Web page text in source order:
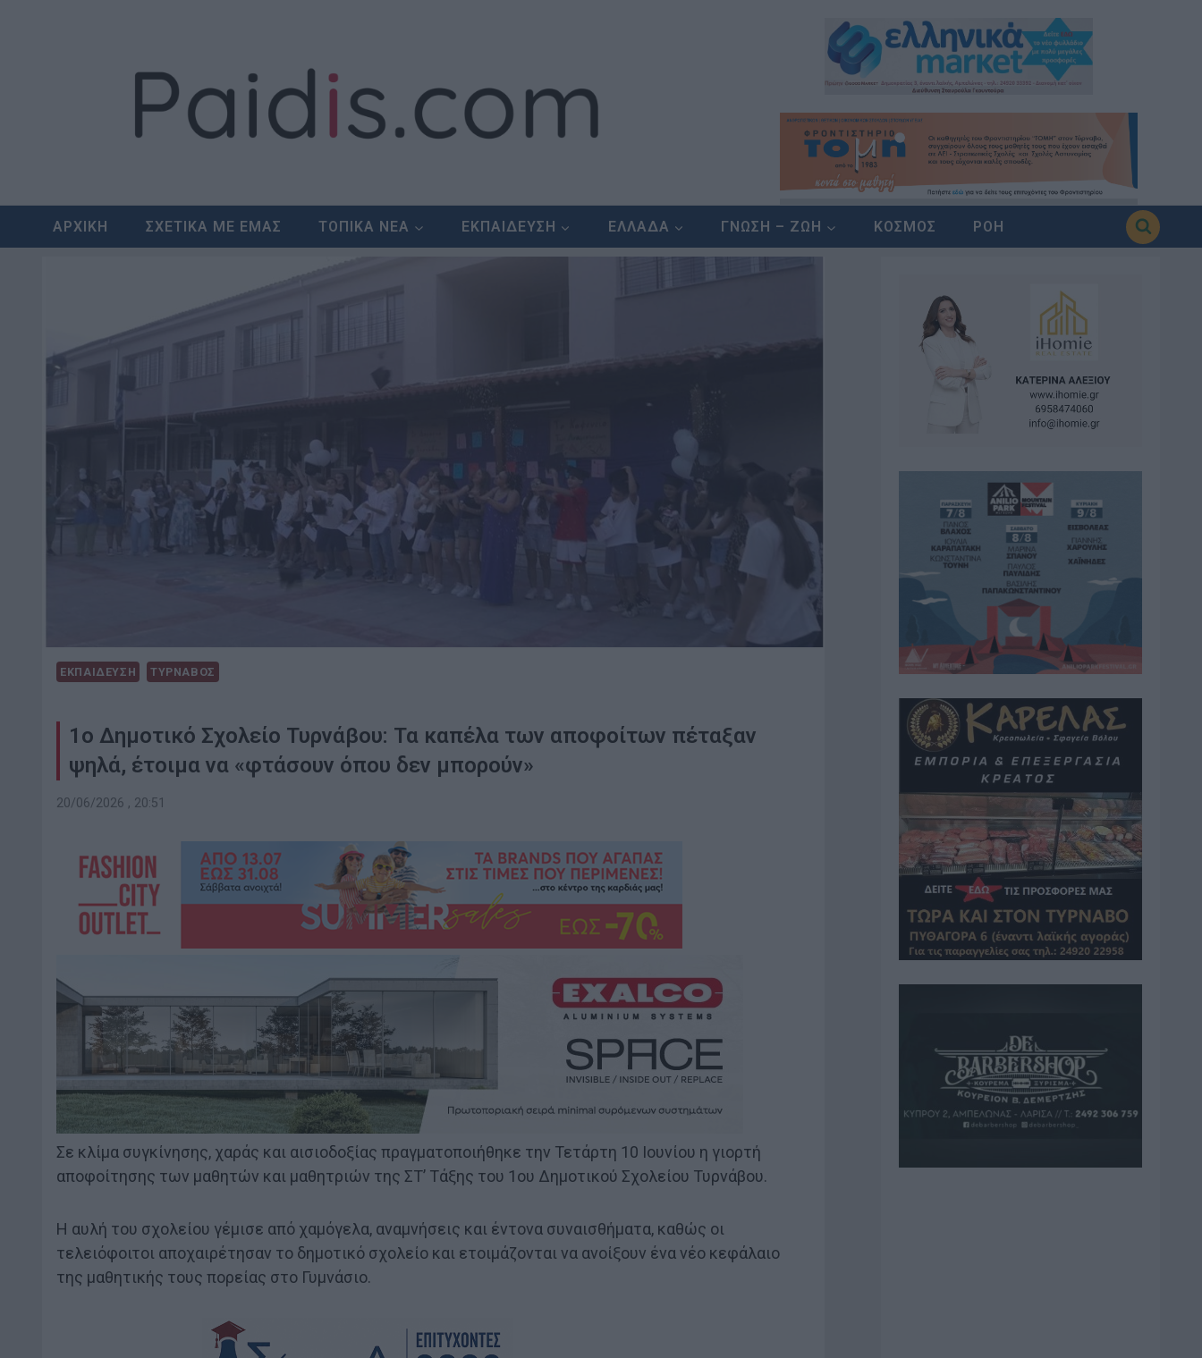
ΑΡΧΙΚΗ ΣΧΕΤΙΚΑ ΜΕ ΕΜΑΣ ΤΟΠΙΚΑ ΝΕΑ ΕΚΠΑΙΔΕΥΣΗ ΕΛΛΑΔΑ ΓΝΩΣΗ – ΖΩΗ ΚΟΣΜΟΣ ΡΟΗ
ΕΚΠΑΙΔΕΥΣΗ ΤΥΡΝΑΒΟΣ
1ο Δημοτικό Σχολείο Τυρνάβου: Τα καπέλα των αποφοίτων πέταξαν
ψηλά, έτοιμα να «φτάσουν όπου δεν μπορούν»
20/06/2026 , 20:51
Σε κλίμα συγκίνησης, χαράς και αισιοδοξίας πραγματοποιήθηκε την Τετάρτη 10 Ιουνίου η γιορτή
αποφοίτησης των μαθητών και μαθητριών της ΣΤ’ Τάξης του 1ου Δημοτικού Σχολείου Τυρνάβου.
Η αυλή του σχολείου γέμισε από χαμόγελα, αναμνήσεις και έντονα συναισθήματα, καθώς οι
τελειόφοιτοι αποχαιρέτησαν το δημοτικό σχολείο και ετοιμάζονται να ανοίξουν ένα νέο κεφάλαιο
της μαθητικής τους πορείας στο Γυμνάσιο.